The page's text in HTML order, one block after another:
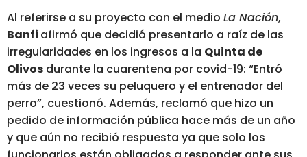
Al referirse a su proyecto con el medio La Nación,
Banfi afirmó que decidió presentarlo a raíz de las
irregularidades en los ingresos a la Quinta de
Olivos durante la cuarentena por covid-19: “Entró
más de 23 veces su peluquero y el entrenador del
perro”, cuestionó. Además, reclamó que hizo un
pedido de información pública hace más de un año
y que aún no recibió respuesta ya que solo los